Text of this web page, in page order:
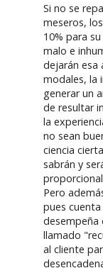
Si no se
meseros,
10% para
malo e
dejarán esa
modales, la
generar un
de resultar
la
no sean
ciencia
sabrán y
Pero
pues
desempeña
llamado
al cliente